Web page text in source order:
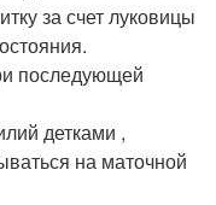
за счет луковицы
последующей
детками ,
на маточной